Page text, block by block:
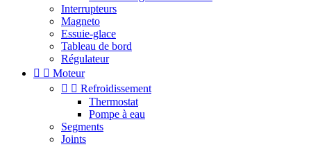
Interrupteurs
Magneto
Essuie-glace
Tableau de bord
Régulateur
  Moteur
  Refroidissement
Thermostat
Pompe à eau
Segments
Joints